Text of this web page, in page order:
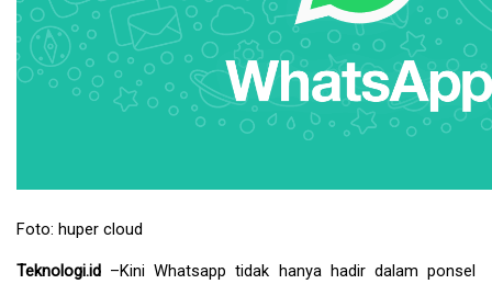
Foto: huper cloud
Teknologi.id –Kini Whatsapp tidak hanya hadir dalam ponsel